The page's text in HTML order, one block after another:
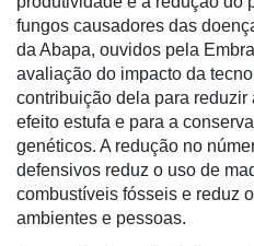
CHB
fungos causadores das
da Abapa, ouvidos pela
avaliação do impacto da
contribuição dela para reduzir
efeito estufa e para a
genéticos. A redução no
defensivos reduz o uso de
combustíveis fósseis e reduz
ambientes e pessoas.